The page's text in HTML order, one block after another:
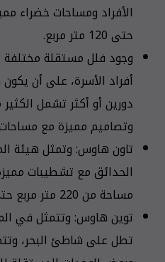
حتى 120 متر مربع.
وجود فلل مستقلة مختلفة
أفراد الأسرة، على أن
دورين أو أكثر تشمل
وتصاميم مميزة مع مساحات من 200
تاون هاوس: وتمثل هيئة
الحدائق مع تشطيبات
مساحة من 220 متر مربع حتى 265 متر مربع.
توين هاوس: وتتمثل في
تطل على شاطئ البحر،